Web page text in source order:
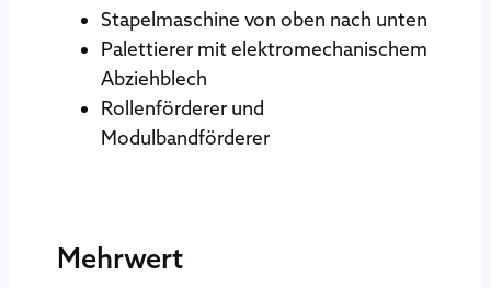
Stapelmaschine von oben nach unten
Palettierer mit elektromechanischem
Abziehblech
Rollenförderer und
Modulbandförderer
Mehrwert